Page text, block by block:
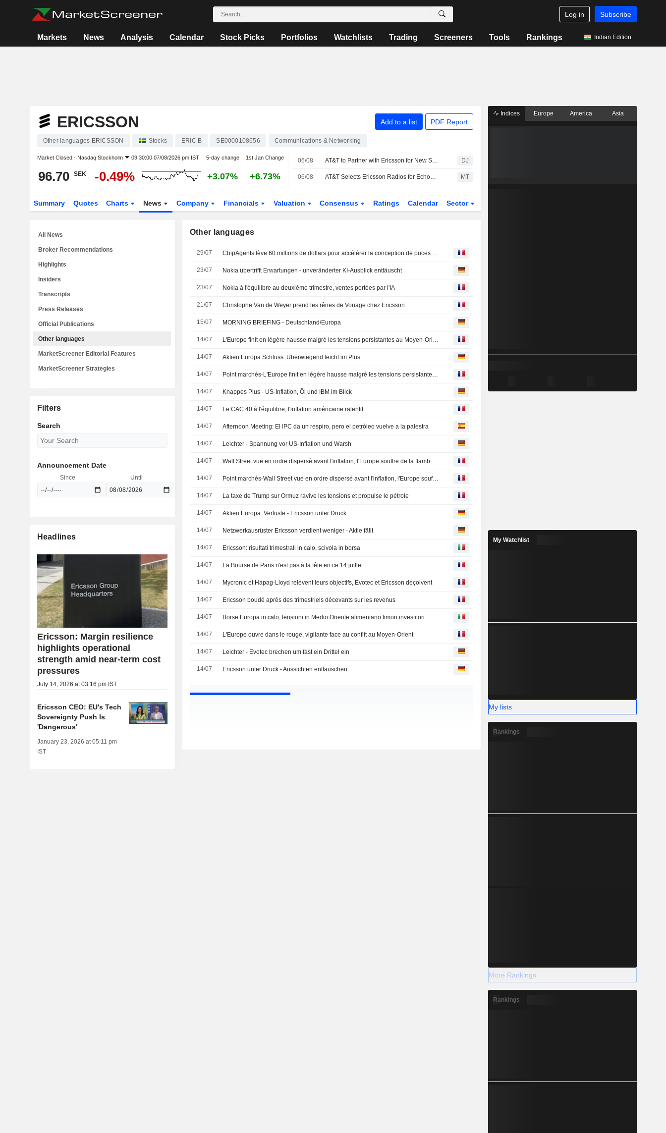
Log in Subscribe
Markets News Analysis Calendar Stock Picks Portfolios Watchlists Trading Screeners Tools Rankings Indian Edition
ERICSSON Add to a list PDF Report
Other languages ERICSSON Stocks ERIC B SE0000108656 Communications & Networking
Market Closed - Nasdaq Stockholm 09:30:00 07/08/2026 pm IST 5-day change 1st Jan Change
96.70 SEK -0.49% +3.07% +6.73%
06/08 AT&T to Partner with Ericsson for New Spectrum Deployment DJ
06/08 AT&T Selects Ericsson Radios for EchoStar Spectrum Deployment MT
Summary Quotes Charts News Company Financials Valuation Consensus Ratings Calendar Sector
Other languages
29/07 ChipAgents lève 60 millions de dollars pour accélérer la conception de puces par l'IA
23/07 Nokia übertrifft Erwartungen - unveränderter KI-Ausblick enttäuscht
23/07 Nokia à l'équilibre au deuxième trimestre, ventes portées par l'IA
21/07 Christophe Van de Weyer prend les rênes de Vonage chez Ericsson
15/07 MORNING BRIEFING - Deutschland/Europa
14/07 L'Europe finit en légère hausse malgré les tensions persistantes au Moyen-Orient
14/07 Aktien Europa Schluss: Überwiegend leicht im Plus
14/07 Point marchés-L'Europe finit en légère hausse malgré les tensions persistantes au Moyen-Orient
14/07 Knappes Plus - US-Inflation, Öl und IBM im Blick
14/07 Le CAC 40 à l'équilibre, l'inflation américaine ralentit
14/07 Afternoon Meeting: El IPC da un respiro, pero el petróleo vuelve a la palestra
14/07 Leichter - Spannung vor US-Inflation und Warsh
14/07 Wall Street vue en ordre dispersé avant l'inflation, l'Europe souffre de la flambée du pétrole
14/07 Point marchés-Wall Street vue en ordre dispersé avant l'inflation, l'Europe souffre de la flambée du pétrole
14/07 La taxe de Trump sur Ormuz ravive les tensions et propulse le pétrole
14/07 Aktien Europa: Verluste - Ericsson unter Druck
14/07 Netzwerkausrüster Ericsson verdient weniger - Aktie fällt
14/07 Ericsson: risultati trimestrali in calo, scivola in borsa
14/07 La Bourse de Paris n'est pas à la fête en ce 14 juillet
14/07 Mycronic et Hapag-Lloyd relèvent leurs objectifs, Evotec et Ericsson déçoivent
14/07 Ericsson boudé après des trimestriels décevants sur les revenus
14/07 Borse Europa in calo, tensioni in Medio Oriente alimentano timori investitori
14/07 L'Europe ouvre dans le rouge, vigilante face au conflit au Moyen-Orient
14/07 Leichter - Evotec brechen um fast ein Drittel ein
14/07 Ericsson unter Druck - Aussichten enttäuschen
All News
Broker Recommendations
Highlights
Insiders
Transcripts
Press Releases
Official Publications
Other languages
MarketScreener Editorial Features
MarketScreener Strategies
Filters
Search
Announcement Date
Since Until
Headlines
Ericsson: Margin resilience
highlights operational
strength amid near-term cost
pressures
July 14, 2026 at 03:16 pm IST
Ericsson CEO: EU's Tech
Sovereignty Push Is
'Dangerous'
January 23, 2026 at 05:11 pm
IST
Indices Europe America Asia
My Watchlist
My lists
Rankings
More Rankings
Rankings